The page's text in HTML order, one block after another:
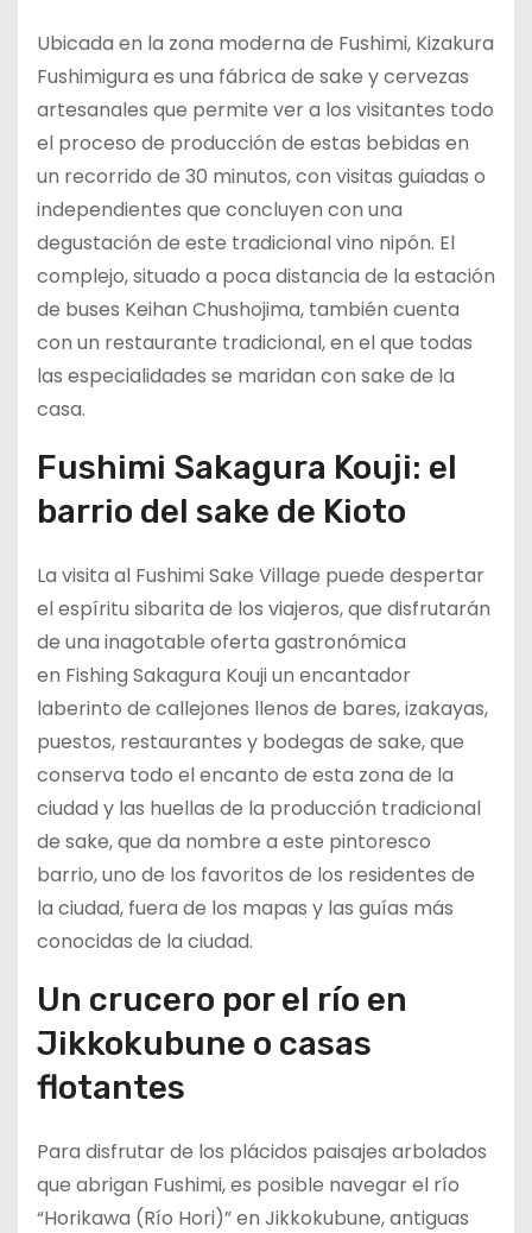
Ubicada en la zona moderna de Fushimi, Kizakura
Fushimigura es una fábrica de sake y cervezas
artesanales que permite ver a los visitantes todo
el proceso de producción de estas bebidas en
un recorrido de 30 minutos, con visitas guiadas o
independientes que concluyen con una
degustación de este tradicional vino nipón. El
complejo, situado a poca distancia de la estación
de buses Keihan Chushojima, también cuenta
con un restaurante tradicional, en el que todas
las especialidades se maridan con sake de la
casa.
Fushimi Sakagura Kouji: el
barrio del sake de Kioto
La visita al Fushimi Sake Village puede despertar
el espíritu sibarita de los viajeros, que disfrutarán
de una inagotable oferta gastronómica
en Fishing Sakagura Kouji un encantador
laberinto de callejones llenos de bares, izakayas,
puestos, restaurantes y bodegas de sake, que
conserva todo el encanto de esta zona de la
ciudad y las huellas de la producción tradicional
de sake, que da nombre a este pintoresco
barrio, uno de los favoritos de los residentes de
la ciudad, fuera de los mapas y las guías más
conocidas de la ciudad.
Un crucero por el río en
Jikkokubune o casas
flotantes
Para disfrutar de los plácidos paisajes arbolados
que abrigan Fushimi, es posible navegar el río
“Horikawa (Río Hori)” en Jikkokubune, antiguas